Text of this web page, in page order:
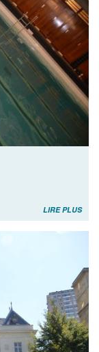
LIRE PLUS